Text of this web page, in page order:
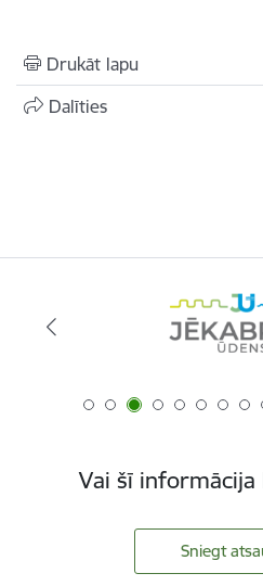
Drukāt lapu
Dalīties
Vai šī informācija
Sniegt